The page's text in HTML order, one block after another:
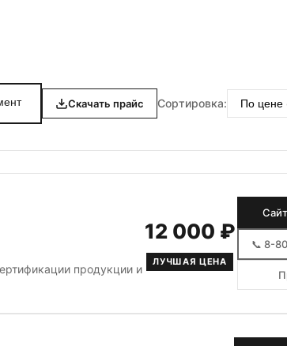
Скачать прайс Сортировка:
продукции и
12 000 ₽
ЛУЧШАЯ ЦЕНА
📞 8-